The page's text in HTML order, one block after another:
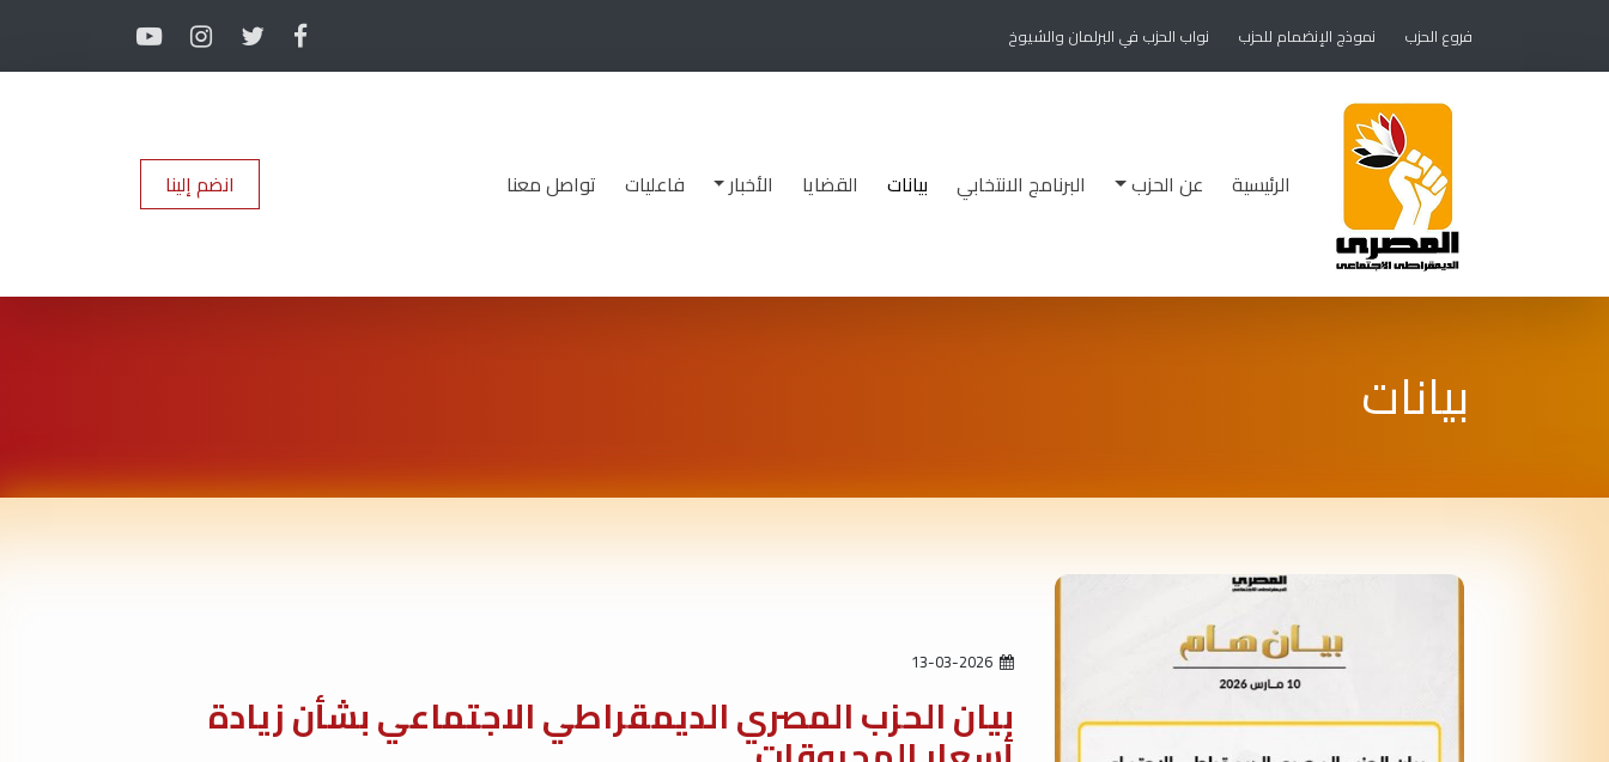
فروع الحزب نموذج الإنضمام للحزب نواب الحزب في البرلمان والشيوخ
الرئيسية عن الحزب البرنامج الانتخابي بيانات القضايا الأخبار فاعليات تواصل معنا انضم إلينا
بيانات
13-03-2026
بيان الحزب المصري الديمقراطي الاجتماعي بشأن زيادة